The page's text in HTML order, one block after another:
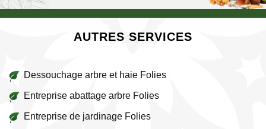
AUTRES SERVICES
Dessouchage arbre et haie Folies
Entreprise abattage arbre Folies
Entreprise de jardinage Folies